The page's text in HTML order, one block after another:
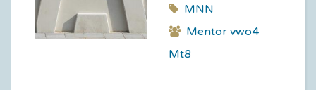
MNN
Mentor vwo4
Mt8